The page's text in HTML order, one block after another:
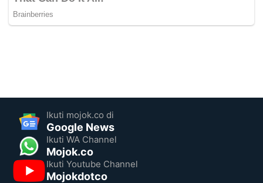
Ikuti mojok.co di
Google News
Ikuti WA Channel
Mojok.co
Ikuti Youtube Channel
Mojokdotco